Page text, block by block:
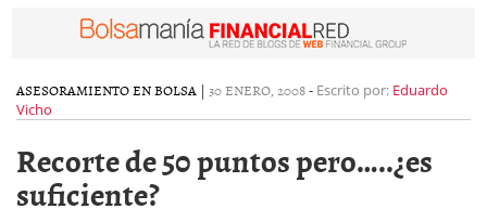
ASESORAMIENTO EN BOLSA | 30 ENERO, 2008- Escrito por: Eduardo
Vicho
Recorte de 50 puntos pero…..¿es
suficiente?